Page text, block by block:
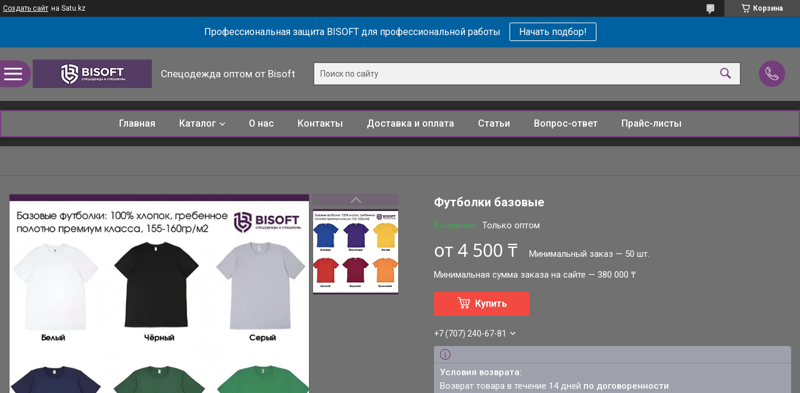
Создать сайт на Satu.kz Корзина
Профессиональная защита BISOFT для профессиональной работы Начать подбор!
Спецодежда оптом от Bisoft
Главная Каталог О нас Контакты Доставка и оплата Статьи Вопрос-ответ Прайс-листы
Футболки базовые
В наличии Только оптом
от4 500 ₸
Минимальный заказ — 50 шт.
Минимальная сумма заказа на сайте — 380 000 ₸
Купить
+7 (707) 240-67-81
возврат товара в течение 14 дней по договоренности